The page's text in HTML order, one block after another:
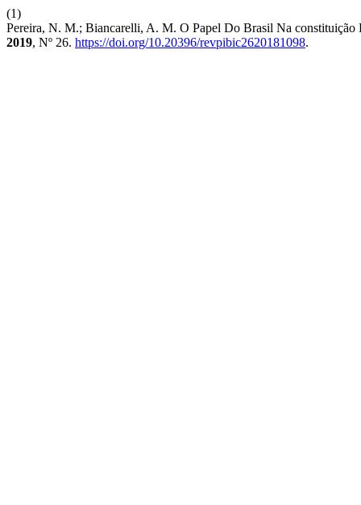
(1)
Pereira, N. M.; Biancarelli, A. M. O Papel Do Brasil Na
2019, Nº 26. https://doi.org/10.20396/revpibic2620181098.